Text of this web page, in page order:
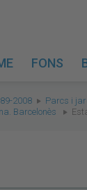
FONS
2008 Parcs i
Barcelonès